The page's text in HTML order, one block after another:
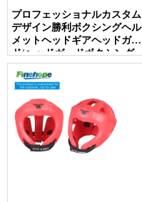
プロフェッショナルカスタム
デザイン勝利ボクシングヘル
メットヘッドギアヘッドガー
ド/ヘッドガードボクシング
ヘルメット